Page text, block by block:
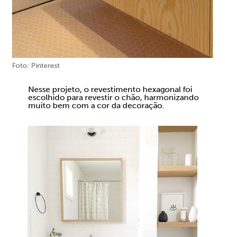
Foto: Pinterest
Nesse projeto, o revestimento hexagonal foi
escolhido para revestir o chão, harmonizando
muito bem com a cor da decoração.